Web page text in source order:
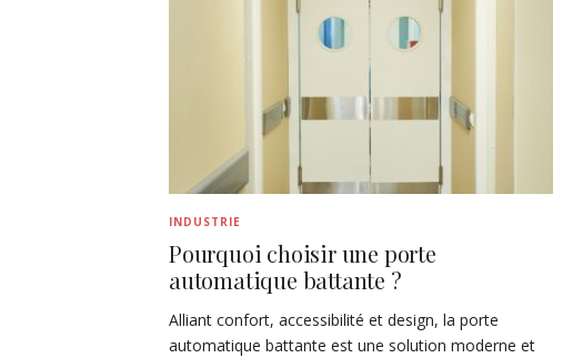
INDUSTRIE
Pourquoi choisir une porte
automatique battante ?
Alliant confort, accessibilité et design, la porte
automatique battante est une solution moderne et